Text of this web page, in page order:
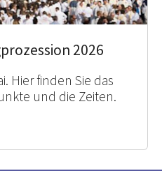
2026
Hier finden Sie das
und die Zeiten.